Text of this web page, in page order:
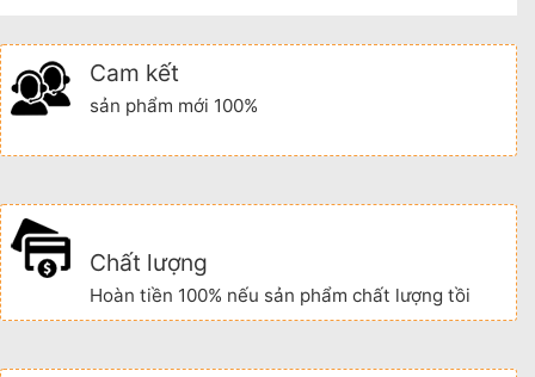
Cam kết
sản phẩm mới 100%
Chất lượng
Hoàn tiền 100% nếu sản phẩm chất lượng tồi